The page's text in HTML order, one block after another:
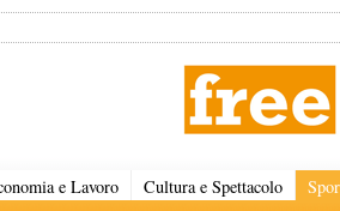
e Lavoro Cultura e Spettacolo